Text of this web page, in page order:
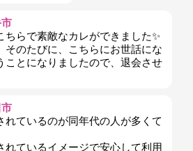
ちらで素敵なカレができました✨
そのたびに、こちらにお世話にな
ことになりましたので、退会させ
れているのが同年代の人が多くて
れているイメージで安心して利用